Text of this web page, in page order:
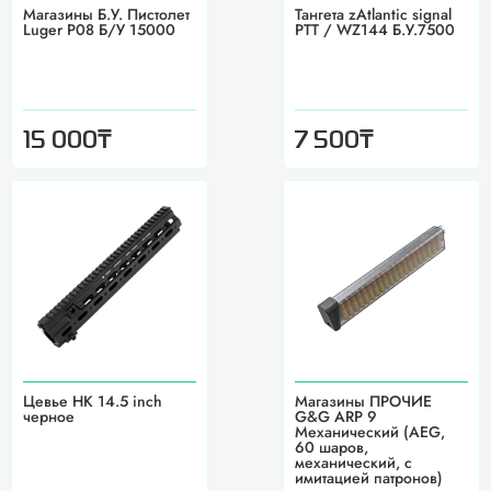
Магазины Б.У. Пистолет
Luger P08 Б/У 15000
15 000₸
Тангета zAtlantic signal
PTT / WZ144 Б.У.7500
7 500₸
Цевье HK 14.5 inch
черное
Магазины ПРОЧИЕ
G&G ARP 9
Механический (AEG,
60 шаров,
механический, с
имитацией патронов)